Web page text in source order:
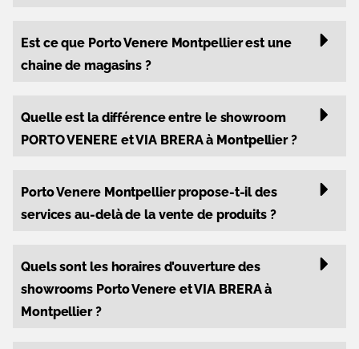
Est ce que Porto Venere Montpellier est une
chaine de magasins ?
Quelle est la différence entre le showroom
PORTO VENERE et VIA BRERA à Montpellier ?
Porto Venere Montpellier propose-t-il des
services au-delà de la vente de produits ?
Quels sont les horaires d'ouverture des
showrooms Porto Venere et VIA BRERA à
Montpellier ?